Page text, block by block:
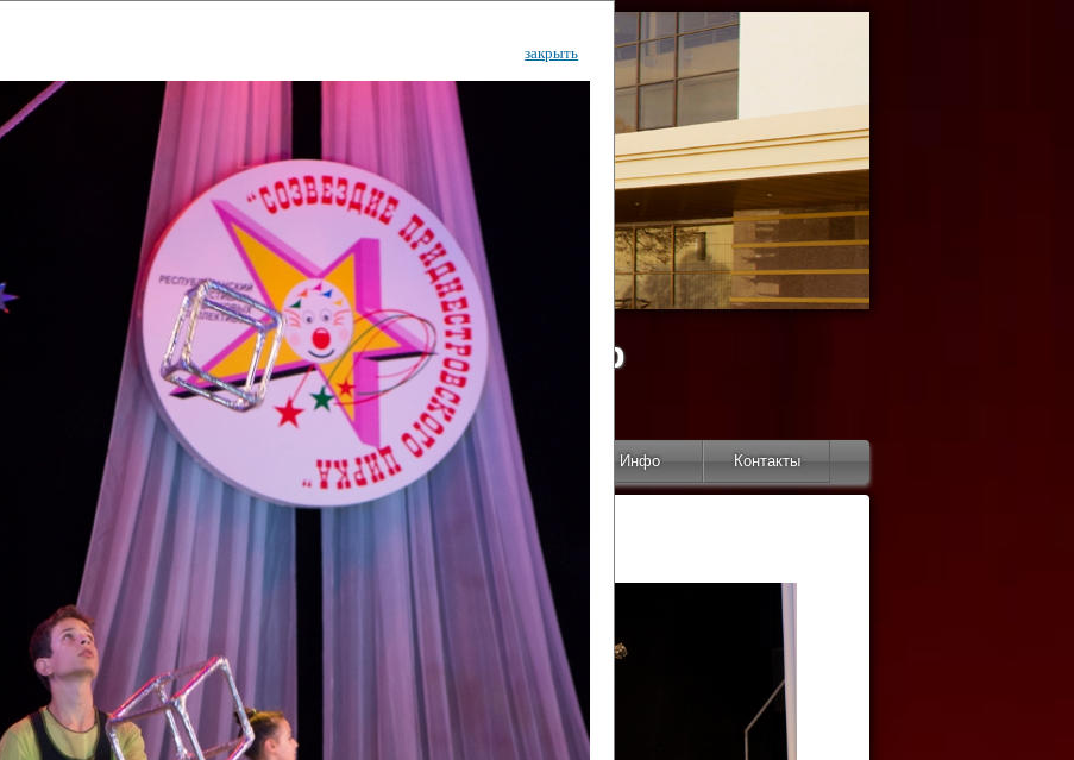
культурный центр
Дворец Республики
Новости Арт-монитор Арт-прожектор Инфо Контакты
ГКЦ "ДВОРЕЦ РЕСПУБЛИКИ"
закрыть
фестиваля
"Созвездие
цирка"